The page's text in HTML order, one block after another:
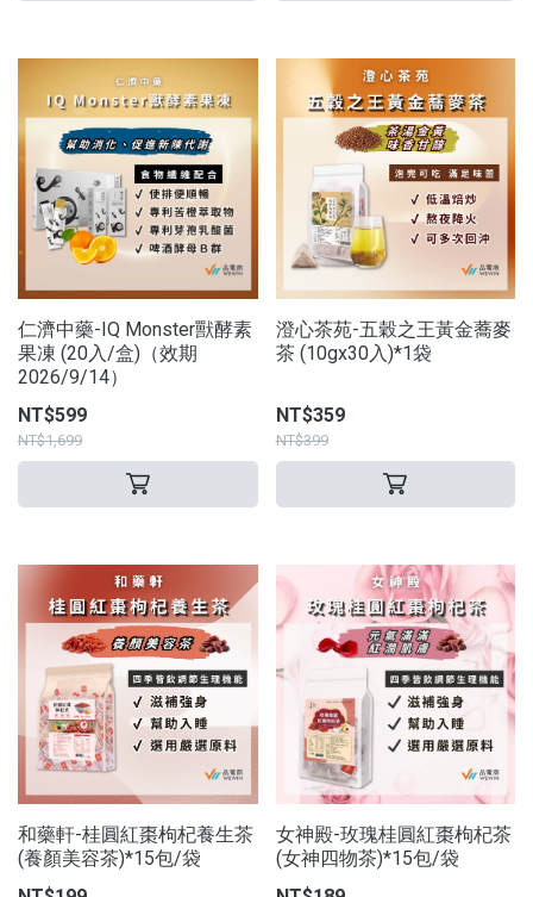
仁濟中藥-IQ Monster獸酵素
果凍 (20入/盒)（效期
2026/9/14）
NT$599
NT$1,699
澄心茶苑-五穀之王黃金蕎麥
茶 (10gx30入)*1袋
NT$359
NT$399
和藥軒-桂圓紅棗枸杞養生茶
(養顏美容茶)*15包/袋
女神殿-玫瑰桂圓紅棗枸杞茶
(女神四物茶)*15包/袋